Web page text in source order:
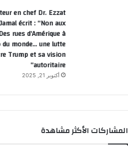
en chef Dr. Ezzat
écrit : “Non aux
rues d’Amérique à
du monde… une lutte
Trump et sa vision
autoritaire”
أكتوبر 21, 2025
المشاركات الأكثر مشاهدة